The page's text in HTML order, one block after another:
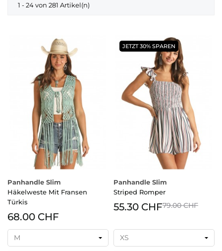
1 - 24 von 281 Artikel(n)
Panhandle Slim
Häkelweste Mit Fransen
Türkis
68.00 CHF
Panhandle Slim
Striped Romper
55.30 CHF79.00 CHF
JETZT 30% SPAREN